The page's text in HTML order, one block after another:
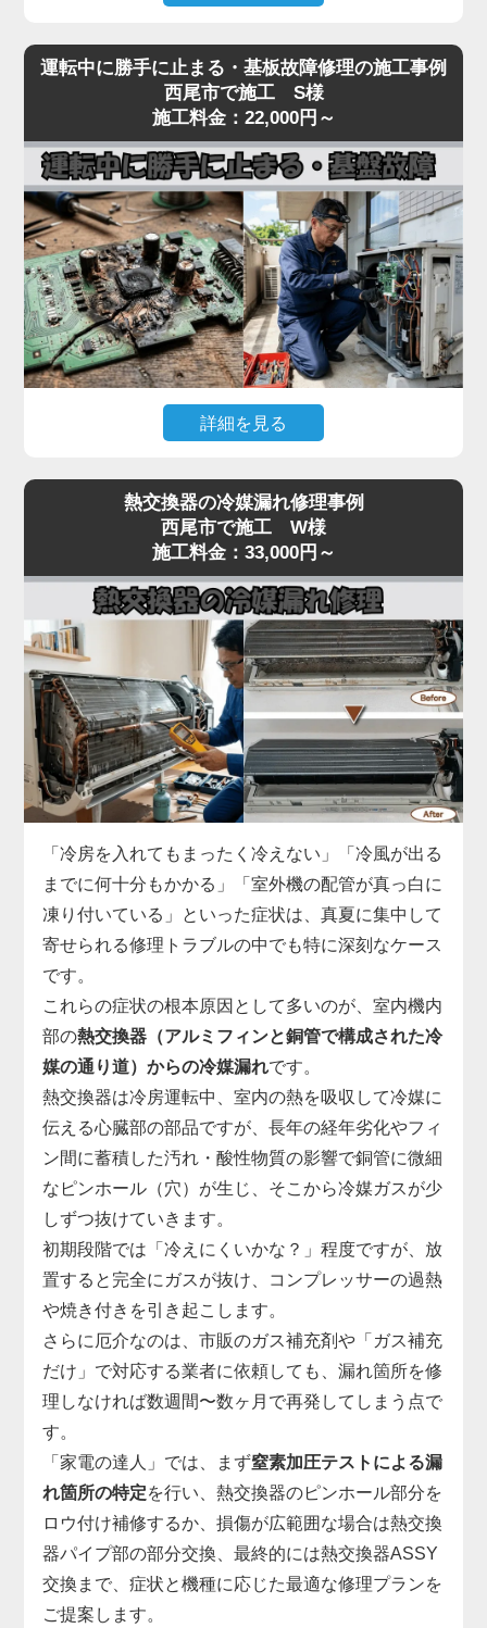
き付き、本体交換が必要な高額修理に発展します。
冷房・暖房の効きが急に悪くなったと感じたら、お
早めにご相談ください。
応がないといった症状は、リモコン受光基板の故
障、本体の電源基板の故障、内部ヒューズの切断ま
で、原因が幅広いトラブルです。
見た目では原因の切り分けが困難で、無理に何度も
電源を入れ直すと、生きていた他の基板まで巻き込
んで故障が拡大するリスクがあります。
「家電の達人」では、テスターで本体への入力電
圧、電源基板の出力電圧、受光基板の出力信号を順
番に切り分けて点検。リモコン故障なら互換リモコ
ンの取り寄せ、本体側なら電源基板・受光基板の交
換に対応します。
突然停止して動かない症状は基板系トラブルが大半
なので、まずはお早めに点検をご依頼ください。夏
運転中に勝手に止まる・基板故障修理の施工事例
西尾市で施工 S様
施工料金：22,000円～
詳細を見る
は入るが数分で停止する」「特定のエラーコード
（E1・F1・H1など）が出て動かない」といった症
状は、室内機または室外機の制御基板の故障が原因
のケースが多く見られます。
基板は経年劣化に加え、雷サージや過電流、コンデ
ンサの容量抜けなどで突発的に故障することがあり
ます。
実際の現場では、運転開始から数分でコンプレッサ
ーへの通電が遮断される、ファンモーターへ正常な
指示が出せていない、リモコン信号を受信できない
など、基板故障の症状は多岐にわたります。
は、機種ごとに専用の基板を取り寄せ、診断・交換
まで一貫対応。
制御基板の交換には専用工具と電気系統の知識が必
須で、無理に自分で電源を入れ直すと他の部品まで
巻き込んで故障が拡大することがあります。
「勝手に止まる」「エラー表示が消えない」と感じ
たら、まずはお早めに点検をご依頼ください。
熱交換器の冷媒漏れ修理事例
西尾市で施工 W様
施工料金：33,000円～
「冷房を入れてもまったく冷えない」「冷風が出る
までに何十分もかかる」「室外機の配管が真っ白に
凍り付いている」といった症状は、真夏に集中して
寄せられる修理トラブルの中でも特に深刻なケース
です。
これらの症状の根本原因として多いのが、室内機内
部の熱交換器（アルミフィンと銅管で構成された冷
媒の通り道）からの冷媒漏れです。
熱交換器は冷房運転中、室内の熱を吸収して冷媒に
伝える心臓部の部品ですが、長年の経年劣化やフィ
ン間に蓄積した汚れ・酸性物質の影響で銅管に微細
なピンホール（穴）が生じ、そこから冷媒ガスが少
しずつ抜けていきます。
初期段階では「冷えにくいかな？」程度ですが、放
置すると完全にガスが抜け、コンプレッサーの過熱
や焼き付きを引き起こします。
さらに厄介なのは、市販のガス補充剤や「ガス補充
だけ」で対応する業者に依頼しても、漏れ箇所を修
理しなければ数週間〜数ヶ月で再発してしまう点で
す。
「家電の達人」では、まず窒素加圧テストによる漏
れ箇所の特定を行い、熱交換器のピンホール部分を
ロウ付け補修するか、損傷が広範囲な場合は熱交換
器パイプ部の部分交換、最終的には熱交換器ASSY
交換まで、症状と機種に応じた最適な修理プランを
ご提案します。